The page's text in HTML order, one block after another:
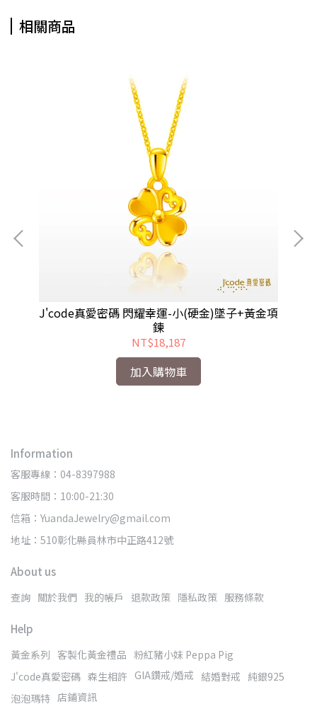
相關商品
J'code真愛密碼 閃耀幸運-小(硬金)墜子+黃金項
鍊
NT$18,187
加入購物車
Information
客服專線：04-8397988
客服時間：10:00-21:30
信箱：YuandaJewelry@gmail.com
地址：510彰化縣員林市中正路412號
About us
查詢 關於我們 我的帳戶 退款政策 隱私政策 服務條款
Help
黃金系列 客製化黃金禮品 粉紅豬小妹 Peppa Pig
J'code真愛密碼 森生相許 GIA鑽戒/婚戒 結婚對戒 純銀925
泡泡瑪特 店鋪資訊